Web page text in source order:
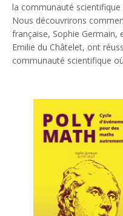
la communauté scientifique
Nous découvrirons
française, Sophie
Emilie du Châtelet, ont
communauté scientifique